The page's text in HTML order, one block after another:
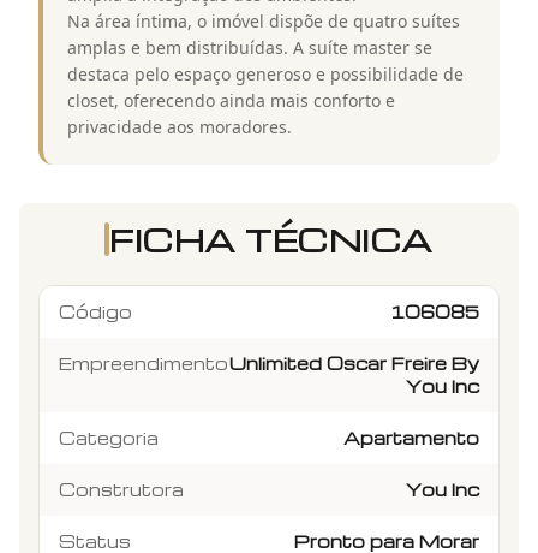
Na área íntima, o imóvel dispõe de quatro suítes
amplas e bem distribuídas. A suíte master se
destaca pelo espaço generoso e possibilidade de
closet, oferecendo ainda mais conforto e
privacidade aos moradores.
FICHA TÉCNICA
Código 106085
EmpreendimentoUnlimited Oscar Freire By
You Inc
Categoria Apartamento
Construtora You Inc
Status Pronto para Morar